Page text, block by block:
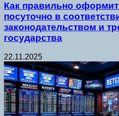
Как правильно
посуточно в
законодательством и
государства
22.11.2025